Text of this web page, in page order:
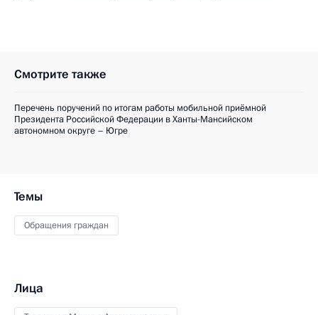
Смотрите также
Перечень поручений по итогам работы мобильной приёмной
Президента Российской Федерации в Ханты-Мансийском
автономном округе – Югре
Темы
Обращения граждан
Лица